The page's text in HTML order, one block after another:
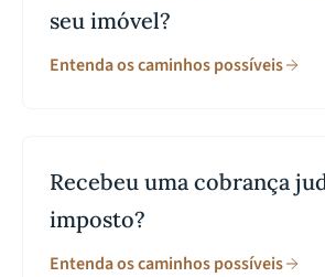
seu imóvel?
Entenda os caminhos possíveis
Recebeu uma cobrança
imposto?
Entenda os caminhos possíveis